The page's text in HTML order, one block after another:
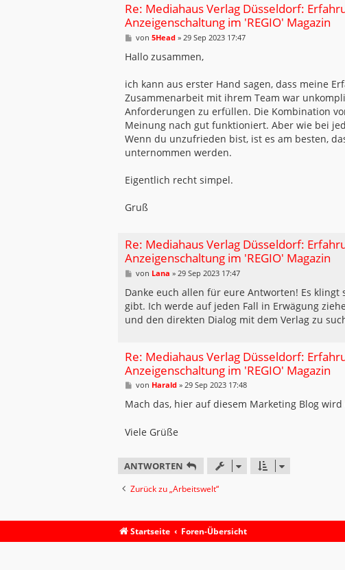
Re: Mediahaus Verlag Düsseldorf:
Anzeigenschaltung im 'REGIO' Magazin
B
i
t
a
g
von 5Head» 29 Sep 2023 17:47
Hallo zusammen,
ich kann aus erster Hand sagen, dass meine
Zusammenarbeit mit ihrem Team war
Anforderungen zu erfüllen. Die Kombination
Meinung nach gut funktioniert. Aber wie bei
Wenn du unzufrieden bist, ist es am besten,
unternommen werden.
Eigentlich recht simpel.
Gruß
Re: Mediahaus Verlag Düsseldorf:
Anzeigenschaltung im 'REGIO' Magazin
B
i
t
r
a
g
von Lana » 29 Sep 2023 17:47
Danke euch allen für eure Antworten! Es
gibt. Ich werde auf jeden Fall in Erwägung
und den direkten Dialog mit dem Verlag zu
Re: Mediahaus Verlag Düsseldorf:
Anzeigenschaltung im 'REGIO' Magazin
B
i
t
a
g
von Harald» 29 Sep 2023 17:48
Mach das, hier auf diesem Marketing Blog
Viele Grüße
ANTWORTEN
Zurück zu „Arbeitswelt“
Startseite Foren-Übersicht